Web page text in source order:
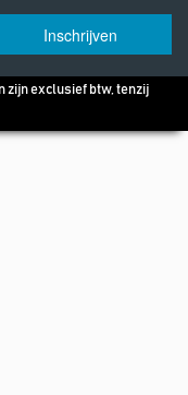
exclusief btw, tenzij